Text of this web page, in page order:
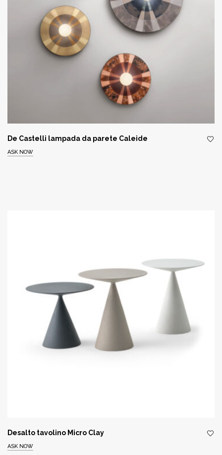
De Castelli lampada da parete Caleide
ASK NOW
Desalto tavolino Micro Clay
ASK NOW